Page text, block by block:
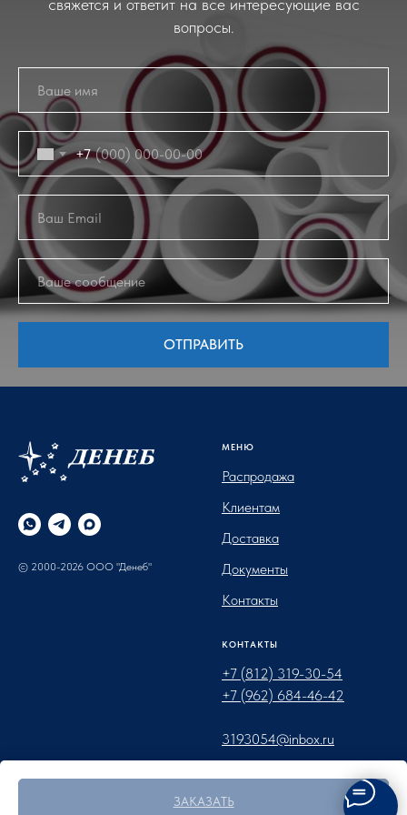
ЗАКАЗАТЬ
свяжется и ответит на все интересующие вас
вопросы.
+7
ОТПРАВИТЬ
© 2000-2026 ООО "Денеб"
МЕНЮ
Распродажа
Клиентам
Доставка
Документы
Контакты
КОНТАКТЫ
+7 (812) 319-30-54
+7 (962) 684-46-42
3193054@inbox.ru
Санкт-Петербург,
ул. Химиков, д. 28